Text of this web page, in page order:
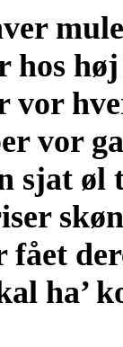
hos
vor
vor
sjat
fået
ha’